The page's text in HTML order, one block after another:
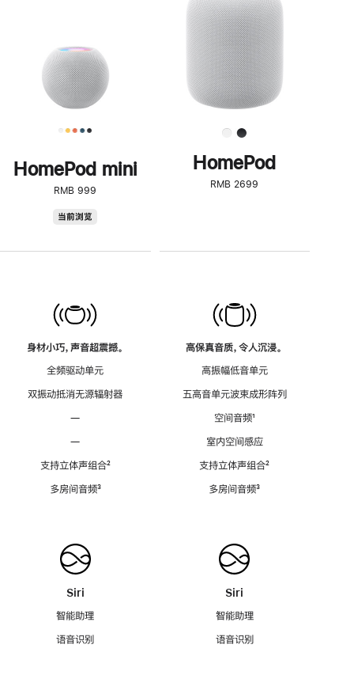
HomePod mini
RMB 999
当前浏览
身材小巧，声音超震撼。
全频驱动单元
双振动抵消无源辐射器
—
—
支持立体声组合脚
²
多房间音频脚
³
Siri
智能助理
语音识别
了
解
HomePod<
HomePod
RMB 2699
高保真音质，令人沉浸。
高振幅低音单元
五高音单元波束成形阵列
空间音频脚
¹
室内空间感应
支持立体声组合脚
²
多房间音频脚
³
Siri
智能助理
语音识别